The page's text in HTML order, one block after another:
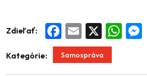
Zdieľať: Facebook
Email
Kategórie: Samospráva